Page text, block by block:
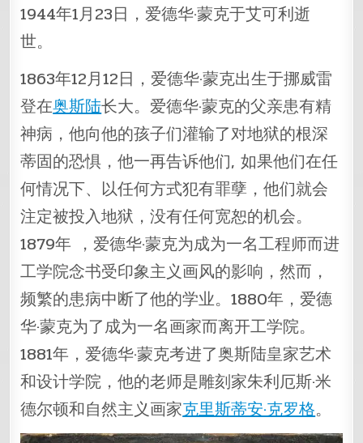
1944年1月23日，爱德华·蒙克于艾可利逝
世。
1863年12月12日，爱德华·蒙克出生于挪威雷
登在奥斯陆长大。爱德华·蒙克的父亲患有精
神病，他向他的孩子们灌输了对地狱的根深
蒂固的恐惧，他一再告诉他们, 如果他们在任
何情况下、以任何方式犯有罪孽，他们就会
注定被投入地狱，没有任何宽恕的机会。
1879年 ，爱德华·蒙克为成为一名工程师而进
工学院念书受印象主义画风的影响，然而，
频繁的患病中断了他的学业。1880年，爱德
华·蒙克为了成为一名画家而离开工学院。
1881年，爱德华·蒙克考进了奥斯陆皇家艺术
和设计学院，他的老师是雕刻家朱利厄斯·米
德尔顿和自然主义画家克里斯蒂安·克罗格。